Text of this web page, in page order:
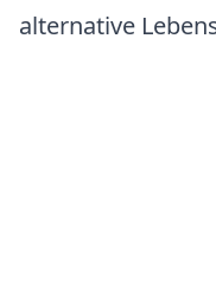
alternative